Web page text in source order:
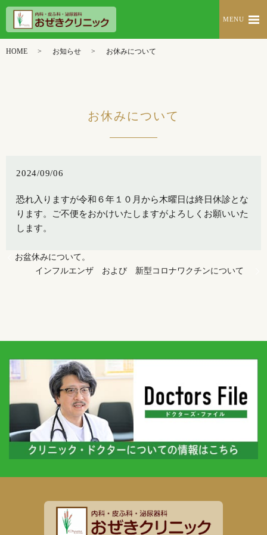
MENU
HOME お知らせ お休みについて
お休みについて
2024/09/06
恐れ入りますが令和６年１０月から木曜日は終日休診とな
ります。ご不便をおかけいたしますがよろしくお願いいた
します。
お盆休みについて。
インフルエンザ および 新型コロナワクチンについて